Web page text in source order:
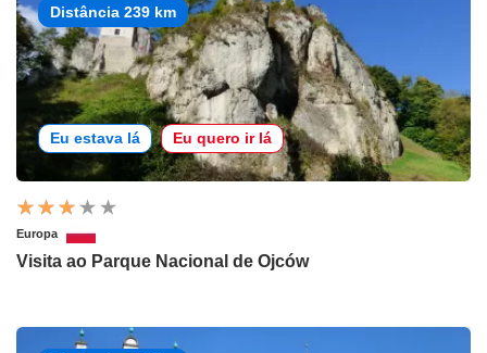
Distância 239 km
Eu estava lá Eu quero ir lá
Europa
Visita ao Parque Nacional de Ojców